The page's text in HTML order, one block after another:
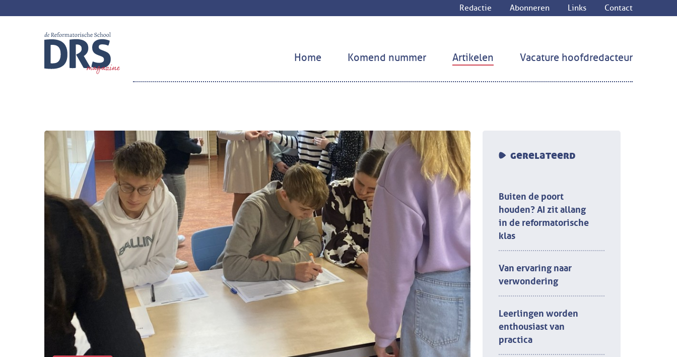
Redactie Abonneren Links Contact
Home Komend nummer Artikelen Vacature hoofdredacteur
gerelateerd
Buiten de poort
houden? AI zit allang
in de reformatorische
klas
Van ervaring naar
verwondering
Leerlingen worden
enthousiast van
practica